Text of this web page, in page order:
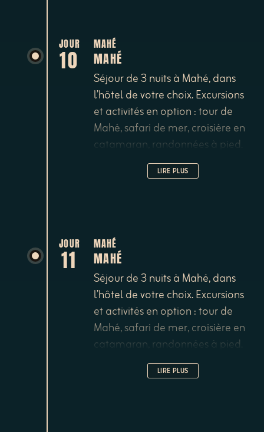
JOUR
10
MAHÉ
MAHÉ
Séjour de 3 nuits à Mahé, dans
l’hôtel de votre choix. Excursions
et activités en option : tour de
Mahé, safari de mer, croisière en
catamaran, randonnées à pied.
LIRE PLUS
JOUR
11
MAHÉ
MAHÉ
Séjour de 3 nuits à Mahé, dans
l’hôtel de votre choix. Excursions
et activités en option : tour de
Mahé, safari de mer, croisière en
catamaran, randonnées à pied.
LIRE PLUS